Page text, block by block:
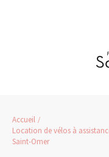
Accueil
Location de vélos à
Saint-Omer